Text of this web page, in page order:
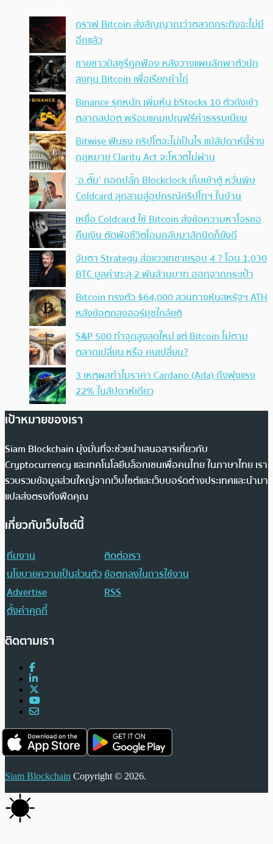
กราฟ Bitcoin ส่งสัญญาณว่าตลาดกระทิงจะไม่มี
อีกแล้ว
ชายชาวมิสซูรีถูกฟ้อง หลังวางแผนลักพาตัวนัก
ลงทุน Bitcoin เพื่อเรียกค่าไถ่
Binance รุกหนัก เพิ่มหุ้น bStocks 10 ตัวดังเข้า
ตลาดสปอต พร้อมแคมเปญฟรีค่าธรรมเนียม
Bitwise ฟันธง คริปโตจะไม่เป็นไร แม้สัปดาห์นี้ร่าง
กฎหมาย Clarity Act จะโหวตไม่ผ่าน
‘อ.ตั๊ม’ ถอดปลั้ก Blockclock เก็บเข้าตู้ หวั่นพิษ
Coldcard ลุกลามสู่อุปกรณ์คริปโทฯ ในบ้าน
เหยื่อ Coldcard ใช้ Bitcoin ส่งข้อความหาโจรขอ
คืนเงิน ตัดพ้อชีวิตโอนกลับมาสักนิดก็ยังดี
จับตา Strategy ส่อแววเทขายรอบ 4 ? โอน 1,030
BTC มูลค่าทะลุ 2 พันล้านบาท ออกจากกระเป๋า
Bitcoin ทรงตัว $64,000 สวนทางหุ้นสหรัฐฯ ATH
หลังข้อตกลงฮอร์มุซใกล้ยุติ
S&P 500 ทำจุดสูงสุดใหม่ แต่ Bitcoin ไม่ตาม
ตลาดเปลี่ยน หรือ คนเปลี่ยน?
3 เหตุผลทำไมราคา Cardano (Ada) ถึงพุ่งแรง
22% ในสัปดาห์เดียว
เป้าหมายของเรา
Siam Blockchain มุ่งมั่นที่จะช่วยนำเสนอสารเกี่ยวกับ
Cryptocurrency และเทคโนโลยีบล็อกเชนเพื่อคนไทย ในภาษาไทย เรา
รวบรวมข้อมูลส่วนใหญ่จากเว็บไซต์และเว็บบอร์ดต่างประเทศและนำมา
แปลส่งตรงถึงฟีดคุณ
เกี่ยวกับเว็บไซต์นี้
ทีมงาน
ติดต่อเรา
นโยบายความเป็นส่วนตัวข้อตกลงในการใช้งาน
Advertise
RSS
ตั้งค่าคุกกี้
ติดตามเรา
Siam Blockchain Copyright © 2026.